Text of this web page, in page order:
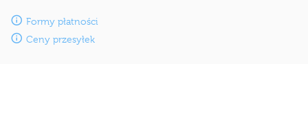
Formy płatności
Ceny przesyłek